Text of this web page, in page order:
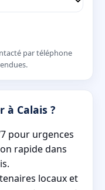
par téléphone
à Calais ?
pour urgences
rapide dans
locaux et